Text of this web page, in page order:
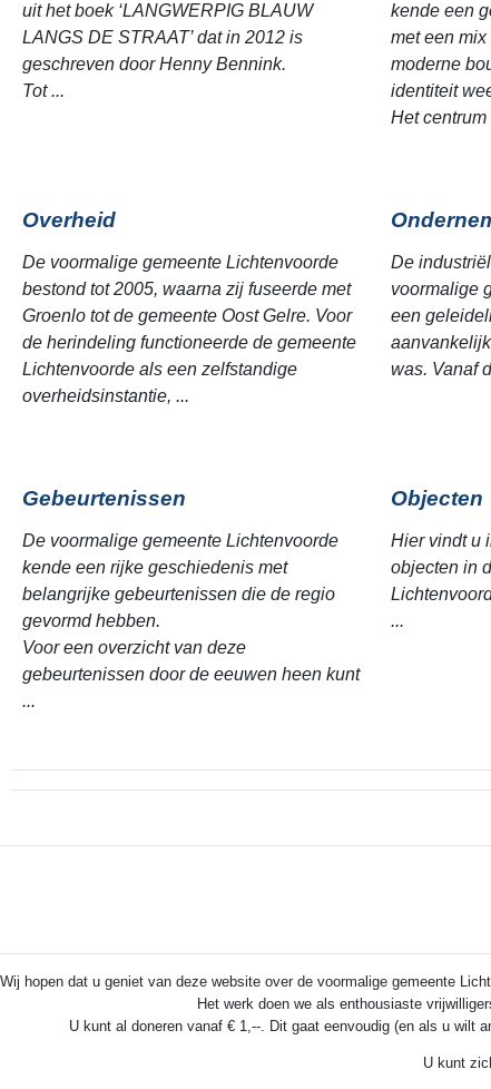
uit het boek ‘LANGWERPIG BLAUW
LANGS DE STRAAT’ dat in 2012 is
geschreven door Henny Bennink.
Tot ...
kende een
met een
moderne
identiteit
Het centrum
Overheid
De voormalige gemeente Lichtenvoorde
bestond tot 2005, waarna zij fuseerde met
Groenlo tot de gemeente Oost Gelre. Voor
de herindeling functioneerde de gemeente
Lichtenvoorde als een zelfstandige
overheidsinstantie, ...
De
voormalige
een
was. Vanaf
Gebeurtenissen
De voormalige gemeente Lichtenvoorde
kende een rijke geschiedenis met
belangrijke gebeurtenissen die de regio
gevormd hebben.
Voor een overzicht van deze
gebeurtenissen door de eeuwen heen kunt
...
Objecten
Hier vindt u
objecten in
...
Wij hopen dat u geniet van deze website over de voormalige gemeente
Het werk doen we als enthousiaste
U kunt al doneren vanaf € 1,--. Dit gaat eenvoudig (en als u wilt
U kunt